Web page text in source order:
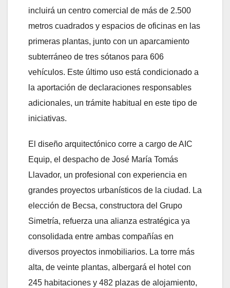
incluirá un centro comercial de más de 2.500
metros cuadrados y espacios de oficinas en las
primeras plantas, junto con un aparcamiento
subterráneo de tres sótanos para 606
vehículos. Este último uso está condicionado a
la aportación de declaraciones responsables
adicionales, un trámite habitual en este tipo de
iniciativas.
El diseño arquitectónico corre a cargo de AIC
Equip, el despacho de José María Tomás
Llavador, un profesional con experiencia en
grandes proyectos urbanísticos de la ciudad. La
elección de Becsa, constructora del Grupo
Simetría, refuerza una alianza estratégica ya
consolidada entre ambas compañías en
diversos proyectos inmobiliarios. La torre más
alta, de veinte plantas, albergará el hotel con
245 habitaciones y 482 plazas de alojamiento,